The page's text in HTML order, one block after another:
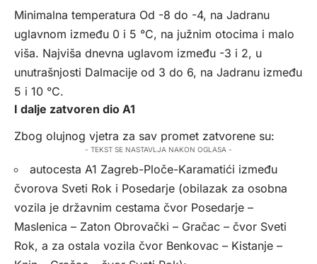
Minimalna temperatura Od -8 do -4, na Jadranu
uglavnom između 0 i 5 °C, na južnim otocima i malo
viša. Najviša dnevna uglavom između -3 i 2, u
unutrašnjosti Dalmacije od 3 do 6, na Jadranu između
5 i 10 °C.
I dalje zatvoren dio A1
Zbog olujnog vjetra za sav promet zatvorene su:
- TEKST SE NASTAVLJA NAKON OGLASA -
autocesta A1 Zagreb-Ploče-Karamatići između
čvorova Sveti Rok i Posedarje (obilazak za osobna
vozila je državnim cestama čvor Posedarje –
Maslenica – Zaton Obrovački – Gračac – čvor Sveti
Rok, a za ostala vozila čvor Benkovac – Kistanje –